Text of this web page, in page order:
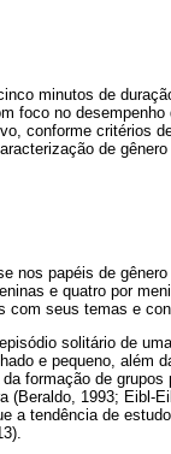
minutos de
foco no
conforme critérios
de
nos papéis de
e quatro por
com seus temas e
solitário de
e pequeno, além
formação de
(Beraldo, 1993; Eibl-
a tendência de